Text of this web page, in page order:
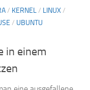
/ KERNEL/ LINUX/
/ UBUNTU
in einem